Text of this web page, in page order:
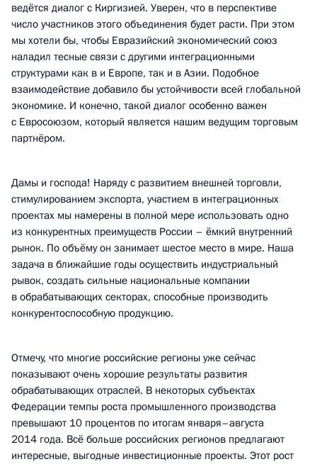
ведётся диалог с Киргизией. Уверен, что в перспективе
число участников этого объединения будет расти. При этом
мы хотели бы, чтобы Евразийский экономический союз
наладил тесные связи с другими интеграционными
структурами как в и Европе, так и в Азии. Подобное
взаимодействие добавило бы устойчивости всей глобальной
экономике. И конечно, такой диалог особенно важен
с Евросоюзом, который является нашим ведущим торговым
партнёром.
Дамы и господа! Наряду с развитием внешней торговли,
стимулированием экспорта, участием в интеграционных
проектах мы намерены в полной мере использовать одно
из конкурентных преимуществ России – ёмкий внутренний
рынок. По объёму он занимает шестое место в мире. Наша
задача в ближайшие годы осуществить индустриальный
рывок, создать сильные национальные компании
в обрабатывающих секторах, способные производить
конкурентоспособную продукцию.
Отмечу, что многие российские регионы уже сейчас
показывают очень хорошие результаты развития
обрабатывающих отраслей. В некоторых субъектах
Федерации темпы роста промышленного производства
превышают 10 процентов по итогам января–августа
2014 года. Всё больше российских регионов предлагают
интересные, выгодные инвестиционные проекты. Этот рост